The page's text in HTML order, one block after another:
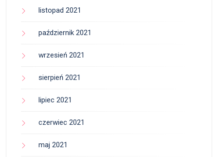
listopad 2021
październik 2021
wrzesień 2021
sierpień 2021
lipiec 2021
czerwiec 2021
maj 2021